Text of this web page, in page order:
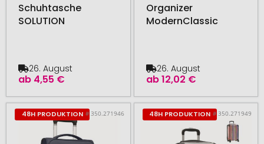
Schuhtasche
SOLUTION
ab 4,55 €
26. August
Organizer
ModernClassic
ab12,02 €
26. August
48H PRODUKTION # 350.271946 48H PRODUKTION # 350.271949